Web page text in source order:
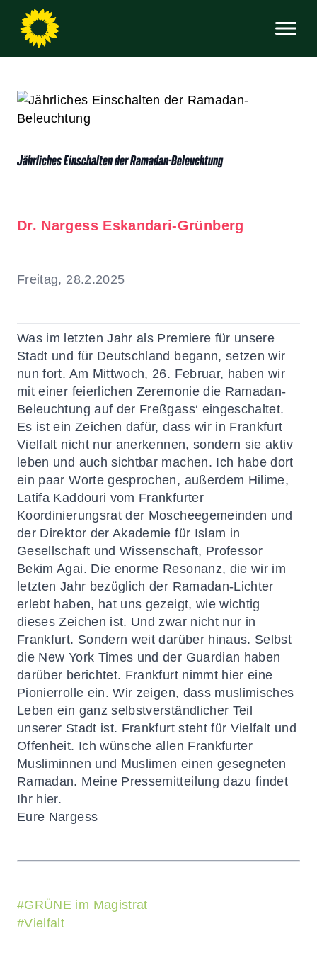
Jährliches Einschalten der Ramadan-Beleuchtung
Dr. Nargess Eskandari-Grünberg
Freitag, 28.2.2025
Was im letzten Jahr als Premiere für unsere
Stadt und für Deutschland begann, setzen wir
nunfort. Am Mittwoch, 26. Februar, haben wir
mit einer feierlichen Zeremonied ie Ramadan-
Beleuchtung auf der Freßgass‘ eingeschaltet.
Es ist ein Zeichen dafür, dass wir in Frankfurt
Vielfalt nicht nur anerkennen, sondern sie aktiv
leben und auch sichtbar machen. Ich habe dort
ein paar Worte gesprochen, außerdem Hilime,
Latifa Kaddouri vom Frankfurter
Koordinierungsrat der Moscheegemeinden und
der Direktor der Akademie für Islam in
Gesellschaft und Wissenschaft, Professor
BekimAgai. Die enorme Resonanz, die wir im
letzten Jahr bezüglich der Ramadan-Lichter
erlebt haben, hat uns gezeigt, wie wichtig
dieses Zeichen ist. Und zwar nicht nur in
Frankfurt. Sondern weit darüber hinaus. Selbst
die New York Times und der Guardian haben
darüber berichtet. Frankfurt nimmt hier eine
Pionierrolle ein. Wir zeigen, dass muslimisches
Leben ein ganz selbstverständlicher Teil
unserer Stadt ist. Frankfurt steht für Vielfalt und
Offenheit. Ich wünsche allen Frankfurter
Musliminnen und Muslimen einen gesegneten
Ramadan. Meine Pressemitteilungdazu findet
Ihr hier.
Eure Nargess
#GRÜNE im Magistrat
#Vielfalt